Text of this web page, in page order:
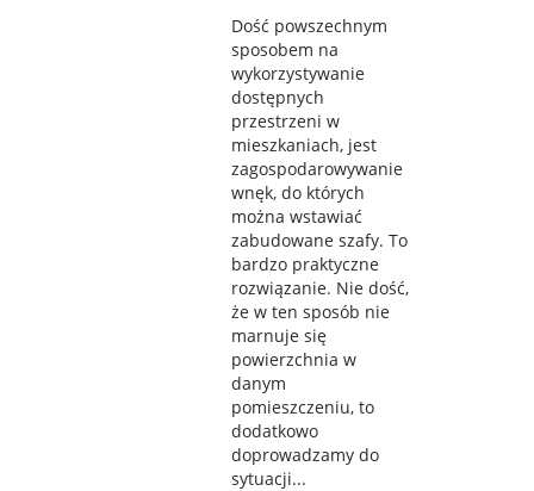
Dość powszechnym
sposobem na
wykorzystywanie
dostępnych
przestrzeni w
mieszkaniach, jest
zagospodarowywanie
wnęk, do których
można wstawiać
zabudowane szafy. To
bardzo praktyczne
rozwiązanie. Nie dość,
że w ten sposób nie
marnuje się
powierzchnia w
danym
pomieszczeniu, to
dodatkowo
doprowadzamy do
sytuacji...